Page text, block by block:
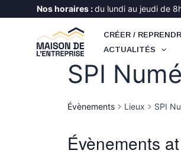
Nos horaires :du lundi au jeudi de
CRÉER /
ACTUALITÉS
SPI
Évènements Lieux SPI
Évènements